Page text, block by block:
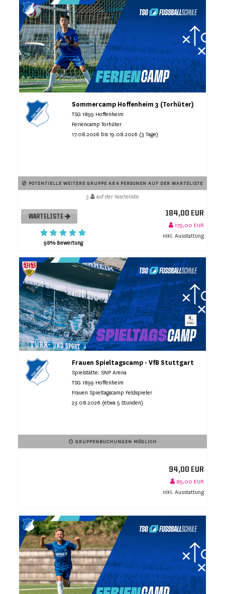
Sommercamp Hoffenheim 3 (Torhüter)
TSG 1899 Hoffenheim
Feriencamp Torhüter
17.08.2026 bis 19.08.2026 (3 Tage)
POTENTIELLE WEITERE GRUPPE AB 6 PERSONEN AUF DER WARTELISTE
3 auf der Warteliste
WARTELISTE
98% Bewertung
184,00 EUR
179,00 EUR
inkl. Ausstattung
Frauen Spieltagscamp - VfB Stuttgart
Spielstätte: SNP Arena
TSG 1899 Hoffenheim
Frauen Spieltagscamp Feldspieler
23.08.2026 (etwa 5 Stunden)
GRUPPENBUCHUNGEN MÖGLICH
94,00 EUR
89,00 EUR
inkl. Ausstattung